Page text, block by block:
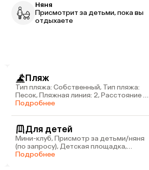
Няня
Присмотрит за детьми, пока вы
отдыхаете
Пляж
Тип пляжа: Собственный, Тип пляжа:
Песок, Пляжная линия: 2, Расстояние до
пляжа: 450 м
Подробнее
Для детей
Мини-клуб, Присмотр за детьми/няня
(по запросу), Детская площадка,
Детские стулья в ресторане
Подробнее